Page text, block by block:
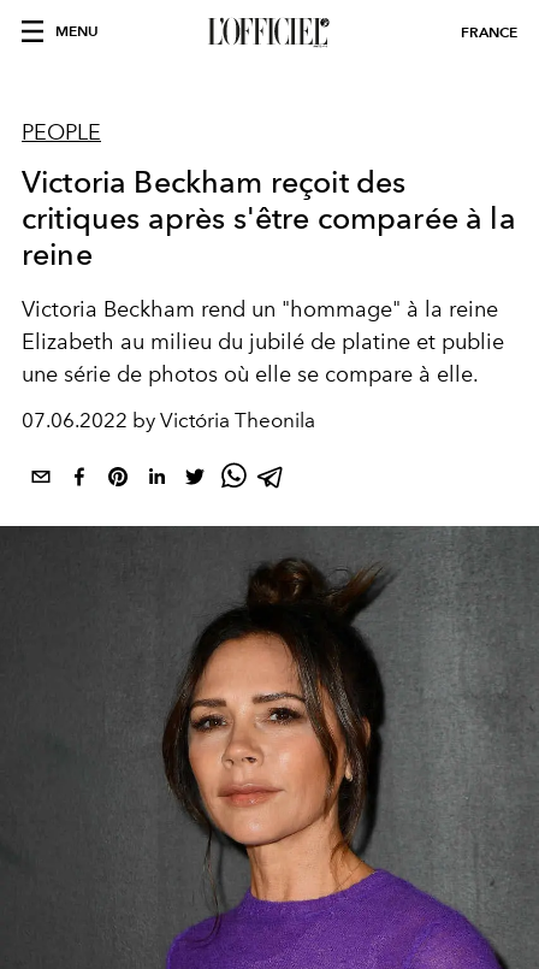
MENU FRANCE
PEOPLE
Victoria Beckham reçoit des
critiques après s'être comparée à la
reine
Victoria Beckham rend un "hommage" à la reine
Elizabeth au milieu du jubilé de platine et publie
une série de photos où elle se compare à elle.
07.06.2022 by Victória Theonila